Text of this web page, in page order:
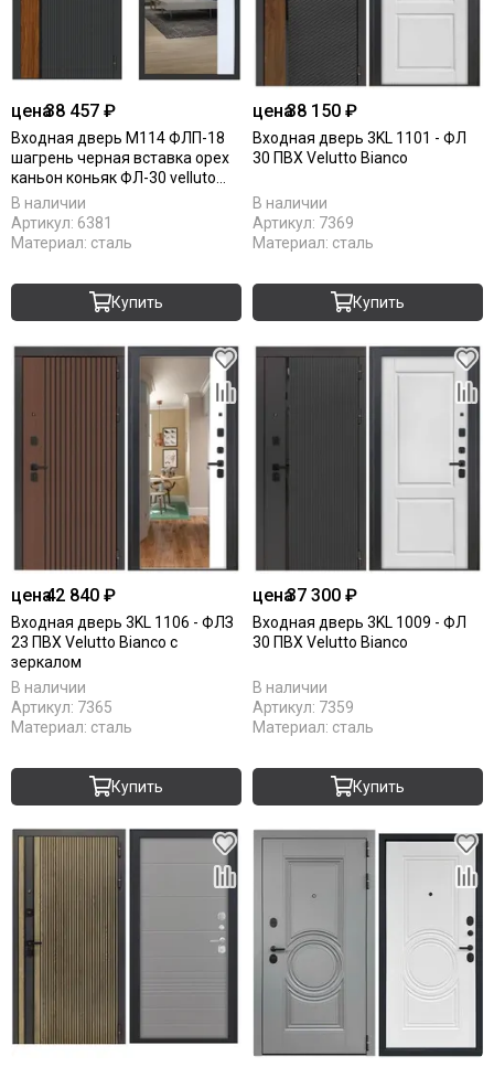
цена38 457 ₽
Входная дверь М114 ФЛП-18
шагрень черная вставка орех
каньон коньяк ФЛ-30 velluto
bianco
В наличии
Артикул: 6381
Материал: сталь
Купить
цена38 150 ₽
Входная дверь 3KL 1101 - ФЛ
30 ПВХ Velutto Bianco
В наличии
Артикул: 7369
Материал: сталь
Купить
цена42 840 ₽
Входная дверь 3KL 1106 - ФЛЗ
23 ПВХ Velutto Bianco с
зеркалом
В наличии
Артикул: 7365
Материал: сталь
Купить
цена37 300 ₽
Входная дверь 3KL 1009 - ФЛ
30 ПВХ Velutto Bianco
В наличии
Артикул: 7359
Материал: сталь
Купить